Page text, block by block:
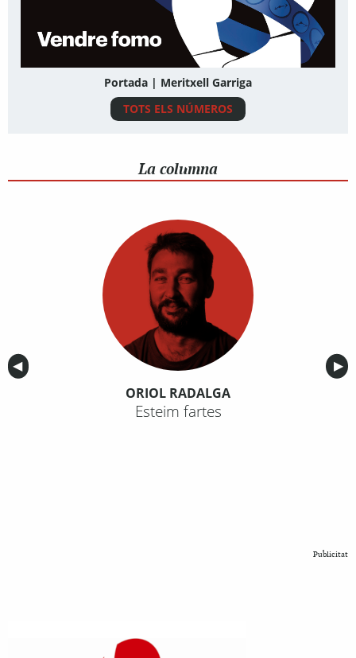
Portada | Meritxell Garriga
TOTS ELS NÚMEROS
La columna
Anterior
◀︎ ▶︎
ORIOL RADALGA
Esteim fartes
Publicitat